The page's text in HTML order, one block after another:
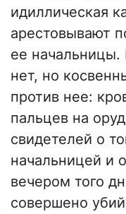
идиллическая
арестовывают
ее начальницы.
нет, но
против нее:
пальцев на
свидетелей о
начальницей и
вечером того
совершено